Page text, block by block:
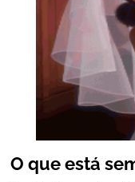
O que está